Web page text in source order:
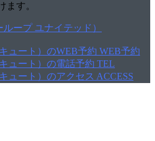
ます。
WEB予約
TEL
ACCESS